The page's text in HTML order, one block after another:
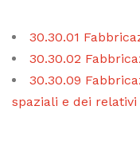
30.30.01
30.30.02
30.30.09
spaziali e dei